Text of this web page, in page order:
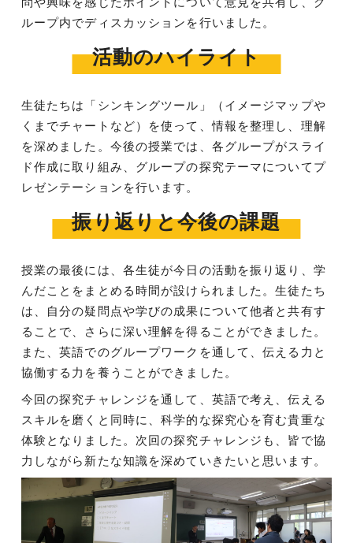
ループ内でディスカッションを行いました。
活動のハイライト
生徒たちは「シンキングツール」（イメージマップや
くまでチャートなど）を使って、情報を整理し、理解
を深めました。今後の授業では、各グループがスライ
ド作成に取り組み、グループの探究テーマについてプ
レゼンテーションを行います。
振り返りと今後の課題
授業の最後には、各生徒が今日の活動を振り返り、学
んだことをまとめる時間が設けられました。生徒たち
は、自分の疑問点や学びの成果について他者と共有す
ることで、さらに深い理解を得ることができました。
また、英語でのグループワークを通して、伝える力と
協働する力を養うことができました。
今回の探究チャレンジを通して、英語で考え、伝える
スキルを磨くと同時に、科学的な探究心を育む貴重な
体験となりました。次回の探究チャレンジも、皆で協
力しながら新たな知識を深めていきたいと思います。